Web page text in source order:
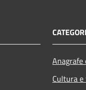
Cultura